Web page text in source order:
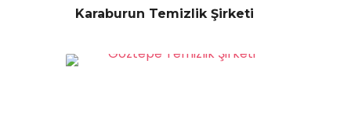
Karaburun Temizlik Şirketi